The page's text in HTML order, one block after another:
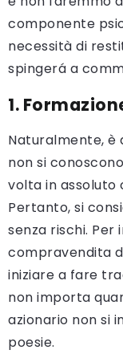
componente
necessità di
spingerá a
1.
Naturalmente, è
non si
volta in assoluto
Pertanto, si
senza rischi. Per
compravendita
iniziare a fare
non importa
azionario non si
poesie.